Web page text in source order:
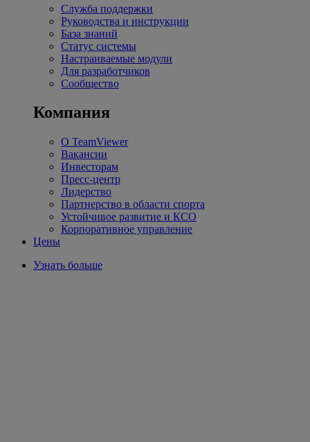
Служба поддержки
Руководства и инструкции
База знаний
Статус системы
Настраиваемые модули
Для разработчиков
Сообщество
Компания
О TeamViewer
Вакансии
Инвесторам
Пресс-центр
Лидерство
Партнерство в области спорта
Устойчивое развитие и КСО
Корпоративное управление
Цены
Узнать больше